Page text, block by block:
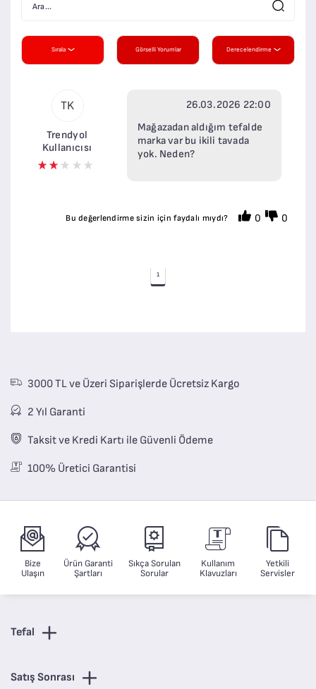
Sırala Görselli Yorumlar Derecelendirme
TK
Trendyol
Kullanıcısı
26.03.2026 22:00
Mağazadan aldığım tefalde
marka var bu ikili tavada
yok. Neden?
Bu değerlendirme sizin için faydalı mıydı? 0 0
1
3000 TL ve Üzeri Siparişlerde Ücretsiz Kargo
2 Yıl Garanti
Taksit ve Kredi Kartı ile Güvenli Ödeme
100% Üretici Garantisi
Bize
Ulaşın
Ürün Garanti
Şartları
Sıkça Sorulan
Sorular
Kullanım
Klavuzları
Yetkili
Servisler
Tefal
Satış Sonrası